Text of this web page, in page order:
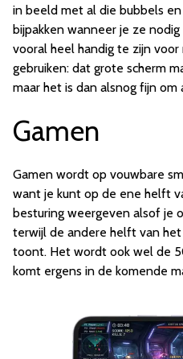
in beeld met al die bubbels
bijpakken wanneer je ze
vooral heel handig te zijn
gebruiken: dat grote scherm
maar het is dan alsnog fijn
Gamen
Gamen wordt op vouwbare
want je kunt op de ene helft
besturing weergeven alsof je
terwijl de andere helft van
toont. Het wordt ook wel de
komt ergens in de komende